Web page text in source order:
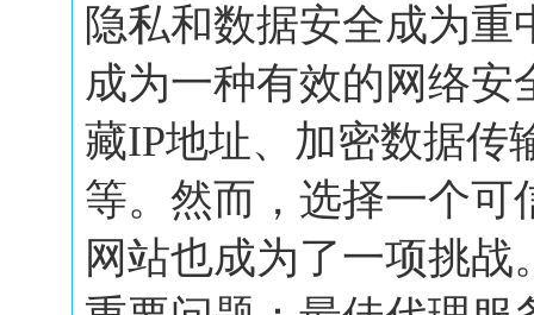
隐私和数据安全成为
成为一种有效的网络
藏IP地址、加密数据传
等。然而，选择一个可
网站也成为了一项挑